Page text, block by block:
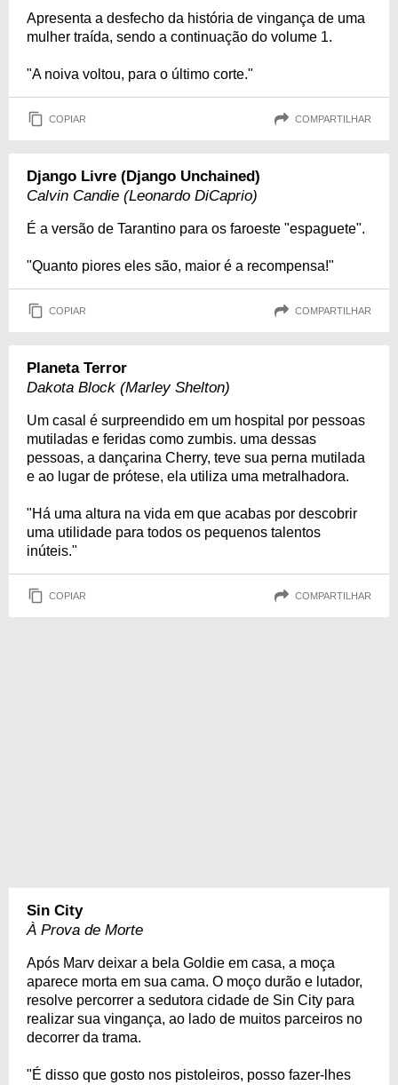
Apresenta a desfecho da história de vingança de uma
mulher traída, sendo a continuação do volume 1.
"A noiva voltou, para o último corte."
COPIAR COMPARTILHAR
Django Livre (Django Unchained)
Calvin Candie (Leonardo DiCaprio)
É a versão de Tarantino para os faroeste "espaguete".
"Quanto piores eles são, maior é a recompensa!"
COPIAR COMPARTILHAR
Planeta Terror
Dakota Block (Marley Shelton)
Um casal é surpreendido em um hospital por pessoas
mutiladas e feridas como zumbis. uma dessas
pessoas, a dançarina Cherry, teve sua perna mutilada
e ao lugar de prótese, ela utiliza uma metralhadora.
"Há uma altura na vida em que acabas por descobrir
uma utilidade para todos os pequenos talentos
inúteis."
COPIAR COMPARTILHAR
Sin City
À Prova de Morte
Após Marv deixar a bela Goldie em casa, a moça
aparece morta em sua cama. O moço durão e lutador,
resolve percorrer a sedutora cidade de Sin City para
realizar sua vingança, ao lado de muitos parceiros no
decorrer da trama.
"É disso que gosto nos pistoleiros, posso fazer-lhes